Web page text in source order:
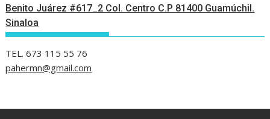
Benito Juárez #617_2 Col. Centro C.P 81400 Guamúchil.
Sinaloa
TEL. 673 115 55 76
pahermn@gmail.com